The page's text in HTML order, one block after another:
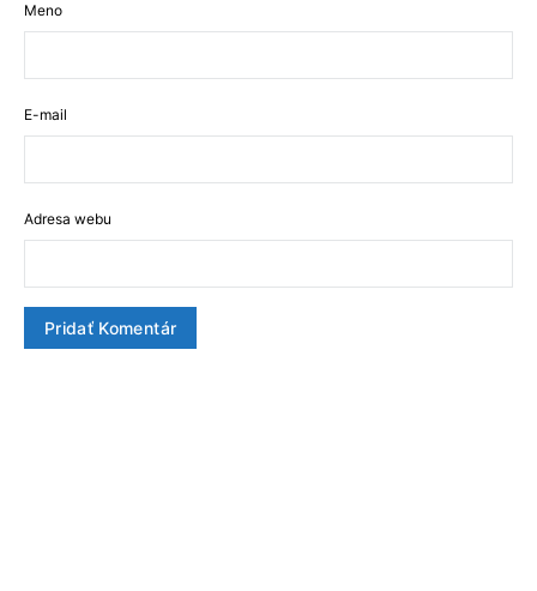
Meno
E-mail
Adresa webu